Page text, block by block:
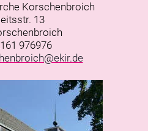
Korschenbroich
13
976976